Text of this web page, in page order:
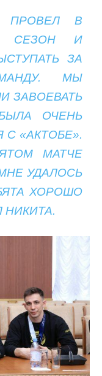
В
СЕЗОН И
ЗА
МЫ
ЗАВОЕВАТЬ
ОЧЕНЬ
«АКТОБЕ».
МАТЧЕ
УДАЛОСЬ
ХОРОШО
НИКИТА.